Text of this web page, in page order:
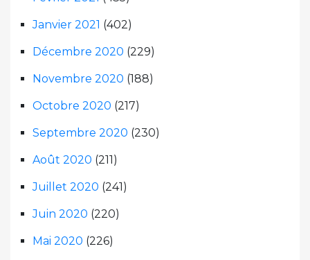
Janvier 2021 (402)
Décembre 2020 (229)
Novembre 2020 (188)
Octobre 2020 (217)
Septembre 2020 (230)
Août 2020 (211)
Juillet 2020 (241)
Juin 2020 (220)
Mai 2020 (226)